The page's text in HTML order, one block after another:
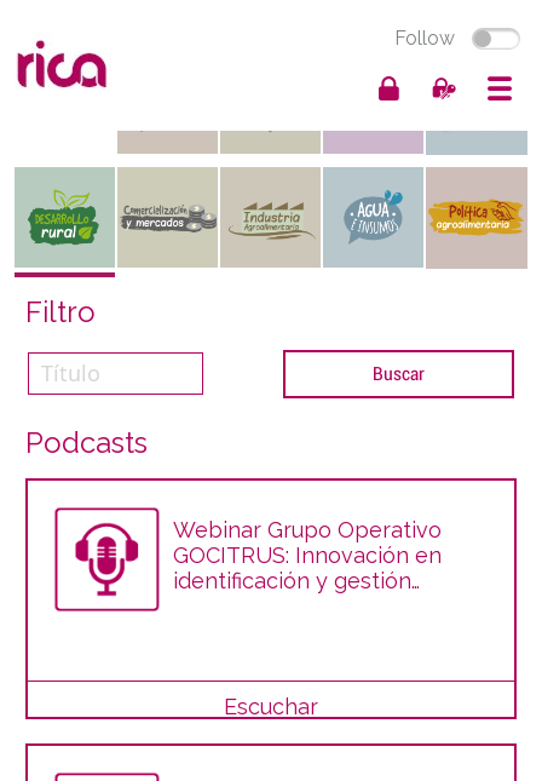
Follow
Filtro
Podcasts
Webinar Grupo Operativo
GOCITRUS: Innovación en
identificación y gestión
Escuchar